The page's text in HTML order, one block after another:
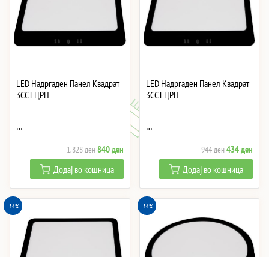
LED Надргаден Панел Квадрат
3CCT ЦРН
…
1,828денOriginal
price
was:
1,828 ден.
840денCurrent
price
is:
840 ден.
Додај во кошница
LED Надргаден Панел Квадрат
3CCT ЦРН
…
944денOriginal
price
was:
944 ден.
434ден
price
is:
434
Додај во кошница
-54% -54%